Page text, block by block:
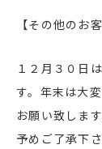
【その他のお客
１２月３０日
す。年末は大
お願い致しま
予めご了承下さ